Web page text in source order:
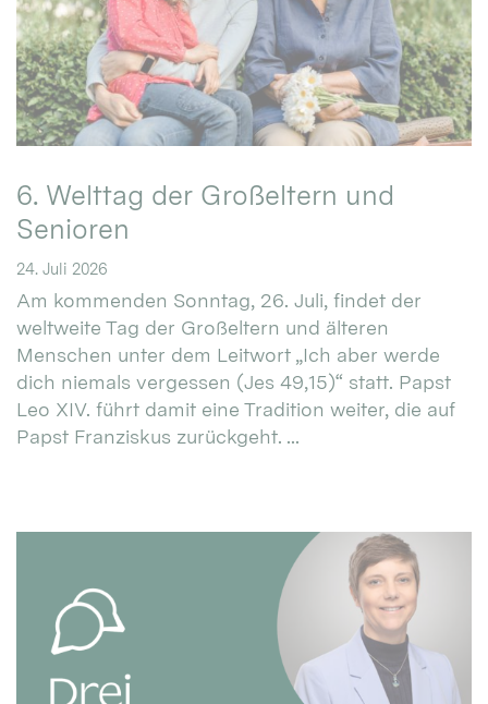
6. Welttag der Großeltern und
Senioren
24. Juli 2026
Am kommenden Sonntag, 26. Juli, findet der
weltweite Tag der Großeltern und älteren
Menschen unter dem Leitwort „Ich aber werde
dich niemals vergessen (Jes 49,15)“ statt. Papst
Leo XIV. führt damit eine Tradition weiter, die auf
Papst Franziskus zurückgeht. ...